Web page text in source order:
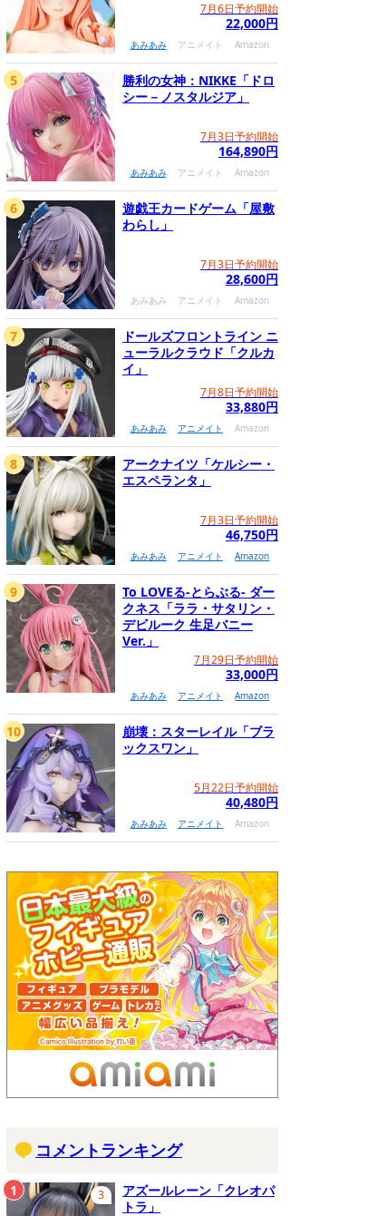
7月6日予約開始
22,000円
あみあみ アニメイト Amazon
勝利の女神：NIKKE「ドロ
シー－ノスタルジア」
7月3日予約開始
164,890円
あみあみ アニメイト Amazon
5
遊戯王カードゲーム「屋敷
わらし」
7月3日予約開始
28,600円
あみあみ アニメイト Amazon
6
ドールズフロントライン ニ
ューラルクラウド「クルカ
イ」
7月8日予約開始
33,880円
あみあみ アニメイト Amazon
7
アークナイツ「ケルシー・
エスペランタ」
7月3日予約開始
46,750円
あみあみ アニメイト Amazon
8
To LOVEる-とらぶる- ダー
クネス「ララ・サタリン・
デビルーク 生足バニー
Ver.」
7月29日予約開始
33,000円
あみあみ アニメイト Amazon
9
崩壊：スターレイル「ブラ
ックスワン」
5月22日予約開始
40,480円
あみあみ アニメイト Amazon
10
コメントランキング
アズールレーン「クレオパ
トラ」
3
1